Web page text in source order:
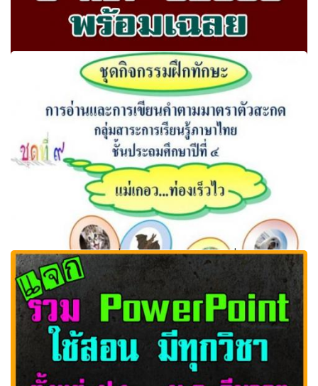
สทศ. เผยแพร่ข้อสอบ O-NET ปีการศึกษา 2559 พร้อมเฉลย
ชุดกิจกรรมฝึกทักษะ เรื่อง แม่เกอว...ท่องเร็วไว ที่ห้องพักครูดอต
คอม